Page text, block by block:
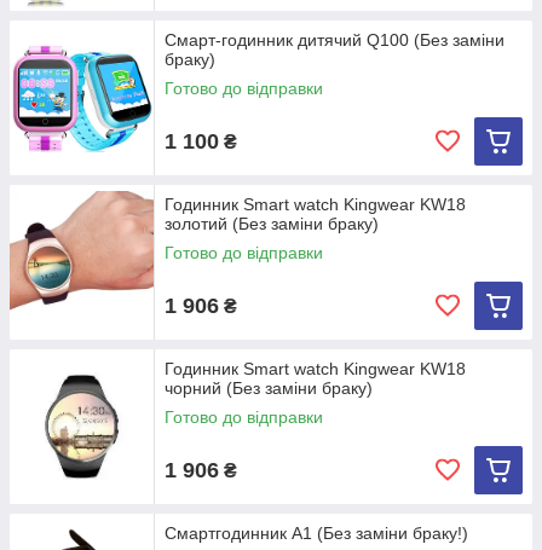
Смарт-годинник дитячий Q100 (Без заміни
браку)
Готово до відправки
1 100 ₴
Годинник Smart watch Kingwear KW18
золотий (Без заміни браку)
Готово до відправки
1 906 ₴
Годинник Smart watch Kingwear KW18
чорний (Без заміни браку)
Готово до відправки
1 906 ₴
Смартгодинник А1 (Без заміни браку!)